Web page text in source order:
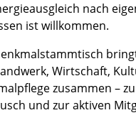
nach
ist willkommen.
Wirtschaft,
zusammen –
und zur aktiven